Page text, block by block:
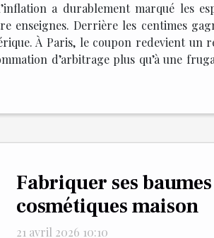
a durablement marqué les
enseignes. Derrière les centimes
À Paris, le coupon redevient
d’arbitrage plus qu’à une
Fabriquer ses
cosmétiques maison
21 avril 2026 10:10